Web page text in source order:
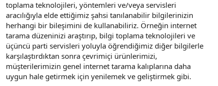
toplama teknolojileri, yöntemleri ve/veya servisleri
aracılığıyla elde ettiğimiz şahsi tanılanabilir bilgilerinizin
herhangi bir bileşimini de kullanabiliriz. Örneğin internet
tarama düzeninizi araştırıp, bilgi toplama teknolojileri ve
üçüncü parti servisleri yoluyla öğrendiğimiz diğer bilgilerle
karşılaştırdıktan sonra çevrimiçi ürünlerimizi,
müşterilerimizin genel internet tarama kalıplarına daha
uygun hale getirmek için yenilemek ve geliştirmek gibi.